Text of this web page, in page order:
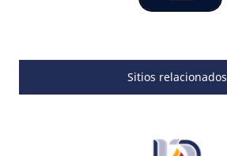
Sitios relacionados